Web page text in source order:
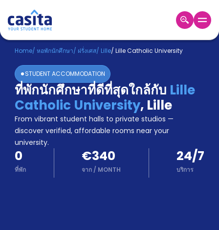
Home TH EUR
เข้าสู่
ระบบ
Booking
Accommodation
About
us
Blog
Refer
And
Earn
Become
Home/ หอพักนักศึกษา/ ฝรั่งเศส/ Lille/ Lille Catholic University
STUDENT ACCOMMODATION
ที่พักนักศึกษาที่ดีที่สุดใกล้กับ Lille
Catholic University, Lille
From vibrant student halls to private studios —
discover verified, affordable rooms near your
university.
0
ที่พัก
€340
จาก / MONTH
24/7
บริการ